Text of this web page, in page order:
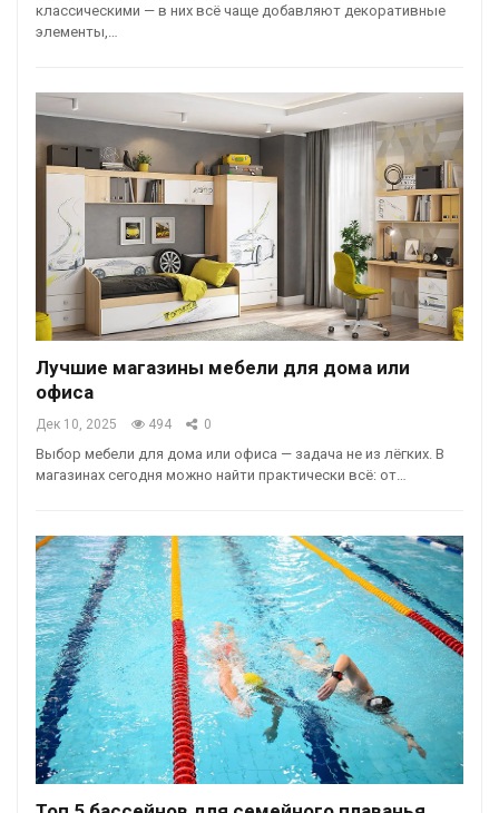
классическими — в них всё чаще добавляют декоративные
элементы,…
Лучшие магазины мебели для дома или
офиса
Дек 10, 2025 494 0
Выбор мебели для дома или офиса — задача не из лёгких. В
магазинах сегодня можно найти практически всё: от…